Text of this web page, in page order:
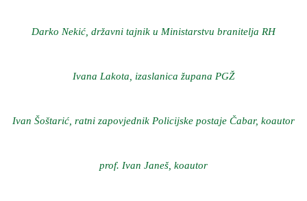
Darko Nekić, državni tajnik u Ministarstvu branitelja RH
Ivana Lakota, izaslanica župana PGŽ
Ivan Šoštarić, ratni zapovjednik Policijske postaje Čabar, koautor
prof. Ivan Janeš, koautor